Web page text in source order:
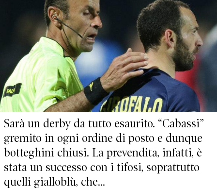
Sarà un derby da tutto esaurito. “Cabassi”
gremito in ogni ordine di posto e dunque
botteghini chiusi. La prevendita, infatti, è
stata un successo con i tifosi, soprattutto
quelli gialloblù, che...